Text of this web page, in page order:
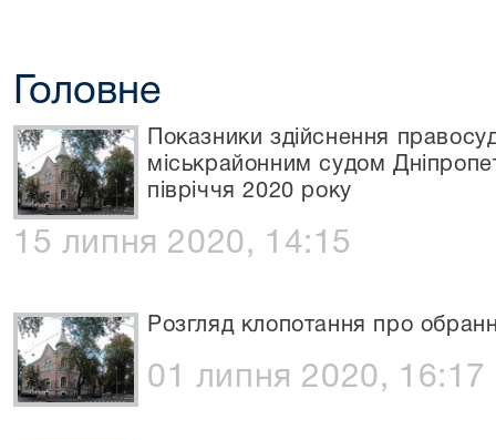
Головне
Показники здійснення
міськрайонним судом
півріччя 2020 року
15 липня 2020, 14:15
Розгляд клопотання про
01 липня 2020, 16:17